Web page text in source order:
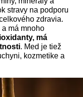
stravy na podporu
zdravia.
má mnoho
má
. Med je tiež
kozmetike a